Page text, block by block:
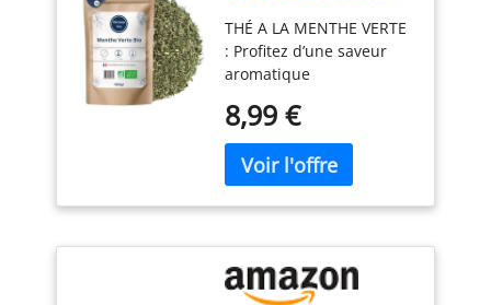
Tisane Bio ou
Utilisation Culinaire
- Mentha Spicata L. -
Agriculture
Biologique - Odeur
et Saveur
Aromatiques -
Sachet 100 gr (50
Tasses)
THÉ A LA MENTHE VERTE
: Profitez d’une saveur
aromatique
notre menthe verte bio
en vrac. Avec son goût
intense et rafraîchissant,
la tisane de menthe verte
est réputée pour ses
confort digestif. Idéale en
8,99 €